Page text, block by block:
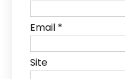
Email *
Site